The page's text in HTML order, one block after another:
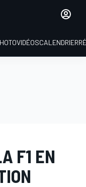
VIDÉOSCALENDRIER
F1 EN